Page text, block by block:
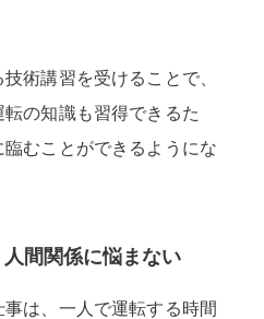
術講習を受けることで、
の知識も習得できるた
むことができるようにな
間関係に悩まない
事は、一人で運転する時間